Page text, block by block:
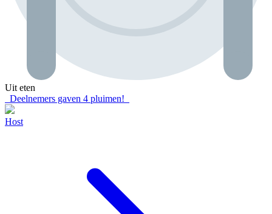
Uit eten
Deelnemers gaven 4 pluimen!
Host